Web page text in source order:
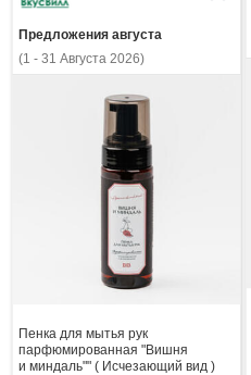
Предложения августа
(1 - 31 Августа 2026)
Пенка для мытья рук
парфюмированная "Вишня
и миндаль"" ( Исчезающий вид )